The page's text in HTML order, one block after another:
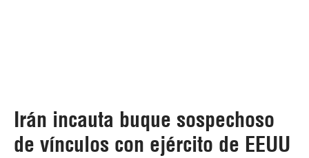
Irán incauta buque sospechoso
de vínculos con ejército de EEUU